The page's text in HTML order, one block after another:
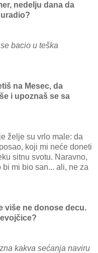
nedelju dana da
bacio u teška
na Mesec, da
i upoznaš se sa
želje su vrlo male: da
koji mi neće doneti
sitnu svotu. Naravno,
mi bio san... ali, ne za
više ne donose decu.
kakva sećanja naviru